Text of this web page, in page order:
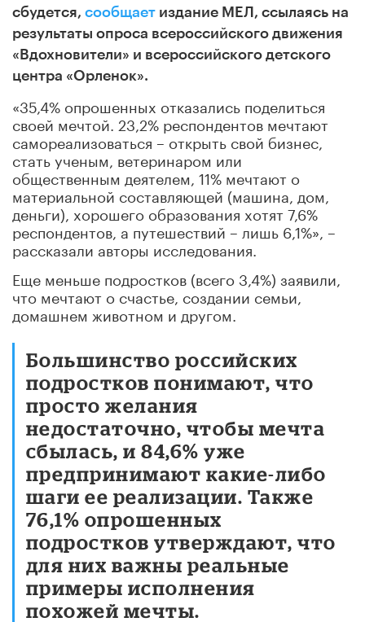
сбудется, сообщает издание МЕЛ, ссылаясь на
результаты опроса всероссийского движения
«Вдохновители» и всероссийского детского
центра «Орленок».
«35,4% опрошенных отказались поделиться
своей мечтой. 23,2% респондентов мечтают
самореализоваться – открыть свой бизнес,
стать ученым, ветеринаром или
общественным деятелем, 11% мечтают о
материальной составляющей (машина, дом,
деньги), хорошего образования хотят 7,6%
респондентов, а путешествий – лишь 6,1%», –
рассказали авторы исследования.
Еще меньше подростков (всего 3,4%) заявили,
что мечтают о счастье, создании семьи,
домашнем животном и другом.
Большинство российских
подростков понимают, что
просто желания
недостаточно, чтобы мечта
сбылась, и 84,6% уже
предпринимают какие-либо
шаги ее реализации. Также
76,1% опрошенных
подростков утверждают, что
для них важны реальные
примеры исполнения
похожей мечты.